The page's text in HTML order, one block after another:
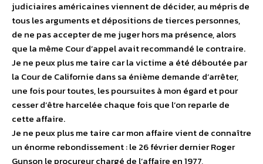
judiciaires américaines viennent de décider, au mépris de
tous les arguments et dépositions de tierces personnes,
de ne pas accepter de me juger hors ma présence, alors
que la même Cour d’appel avait recommandé le contraire.
Je ne peux plus me taire car la victime a été déboutée par
la Cour de Californie dans sa énième demande d’arrêter,
une fois pour toutes, les poursuites à mon égard et pour
cesser d’être harcelée chaque fois que l’on reparle de
cette affaire.
Je ne peux plus me taire car mon affaire vient de connaître
un énorme rebondissement : le 26 février dernier Roger
Gunson le procureur chargé de l’affaire en 1977,